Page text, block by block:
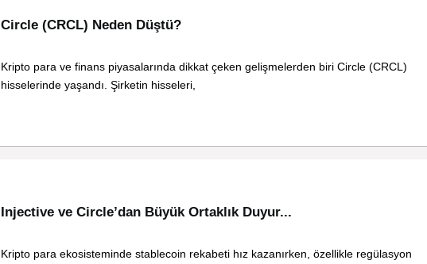
Circle (CRCL) Neden Düştü?
Kripto para ve finans piyasalarında dikkat çeken gelişmelerden biri Circle (CRCL)
hisselerinde yaşandı. Şirketin hisseleri,
Injective ve Circle’dan Büyük Ortaklık Duyur...
Kripto para ekosisteminde stablecoin rekabeti hız kazanırken, özellikle regülasyon